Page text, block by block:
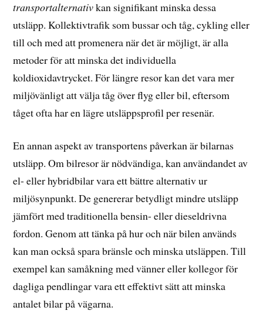
transportalternativkan signifikant minska dessa
utsläpp. Kollektivtrafik som bussar och tåg, cykling eller
till och med att promenera när det är möjligt, är alla
metoder för att minska det individuella
koldioxidavtrycket. För längre resor kan det vara mer
miljövänligt att välja tåg över flyg eller bil, eftersom
tåget ofta har en lägre utsläppsprofil per resenär.
En annan aspekt av transportens påverkan är bilarnas
utsläpp. Om bilresor är nödvändiga, kan användandet av
el- eller hybridbilar vara ett bättre alternativ ur
miljösynpunkt. De genererar betydligt mindre utsläpp
jämfört med traditionella bensin- eller dieseldrivna
fordon. Genom att tänka på hur och när bilen används
kan man också spara bränsle och minska utsläppen. Till
exempel kan samåkning med vänner eller kollegor för
dagliga pendlingar vara ett effektivt sätt att minska
antalet bilar på vägarna.